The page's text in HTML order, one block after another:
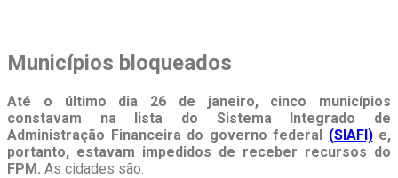
Municípios bloqueados
Até o último dia 26 de janeiro, cinco municípios
constavam na lista do Sistema Integrado de
Administração Financeira do governo federal (SIAFI)e,
portanto, estavam impedidos de receber recursos do
FPM. As cidades são: